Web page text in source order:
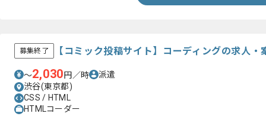
募集終了 【コミック投稿サイト】コーディングの求人・
〜2,030円／時
派遣
渋谷(東京都)
CSS / HTML
HTMLコーダー